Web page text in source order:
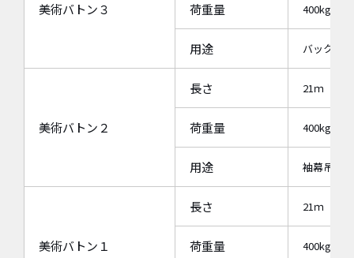
美術バトン３ 荷重量 400kg
用途 バック幕
美術バトン２
長さ 21ｍ
荷重量 400kg
用途 袖幕吊り用
美術バトン１
長さ 21ｍ
荷重量 400kg